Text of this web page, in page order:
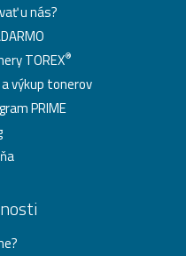
u nás?
TOREX®
výkup tonerov
PRIME